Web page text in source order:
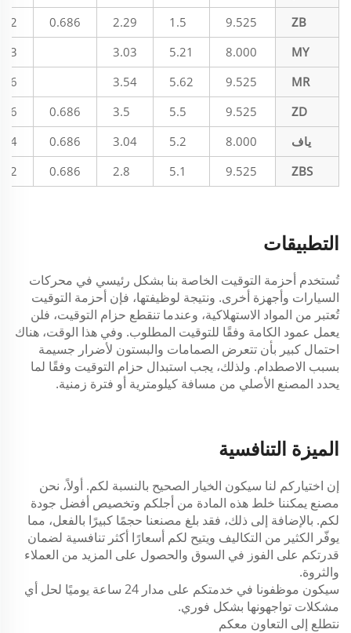
ZB
9.525
1.5
2.29
0.686
MY
8.000
5.21
3.03
MR
9.525
5.62
3.54
ZD
9.525
5.5
3.5
0.686
ياف
8.000
5.2
3.04
0.686
ZBS
9.525
5.1
2.8
0.686
التطبيقات
تُستخدم أحزمة التوقيت الخاصة بنا بشكل رئيسي في محركات
السيارات وأجهزة أخرى. ونتيجة لوظيفتها، فإن أحزمة التوقيت
تُعتبر من المواد الاستهلاكية، وعندما تنقطع حزام التوقيت، فلن
يعمل عمود الكامة وفقًا للتوقيت المطلوب. وفي هذا الوقت، هناك
احتمال كبير بأن تتعرض الصمامات والبستون لأضرار جسيمة
بسبب الاصطدام. ولذلك، يجب استبدال حزام التوقيت وفقًا لما
يحدد المصنع الأصلي من مسافة كيلومترية أو فترة زمنية.
الميزة التنافسية
إن اختياركم لنا سيكون الخيار الصحيح بالنسبة لكم. أولاً، نحن
مصنع يمكننا خلط هذه المادة من أجلكم وتخصيص أفضل جودة
لكم. بالإضافة إلى ذلك، فقد بلغ مصنعنا حجمًا كبيرًا بالفعل، مما
يوفّر الكثير من التكاليف ويتيح لكم أسعارًا أكثر تنافسية لضمان
قدرتكم على الفوز في السوق والحصول على المزيد من العملاء
والثروة.
سيكون موظفونا في خدمتكم على مدار 24 ساعة يوميًا لحل أي
مشكلات تواجهونها بشكل فوري.
نتطلع إلى التعاون معكم